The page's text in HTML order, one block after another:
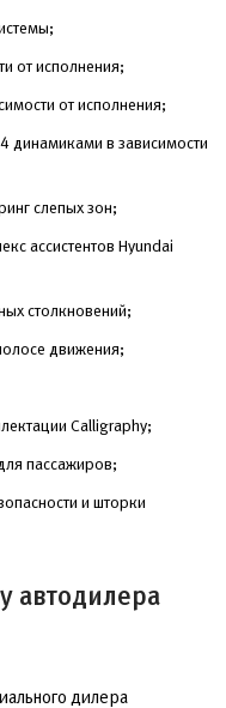
от исполнения;
от исполнения;
динамиками в зависимости
слепых зон;
ассистентов Hyundai
столкновений;
движения;
Calligraphy;
пассажиров;
и шторки
автодилера
дилера